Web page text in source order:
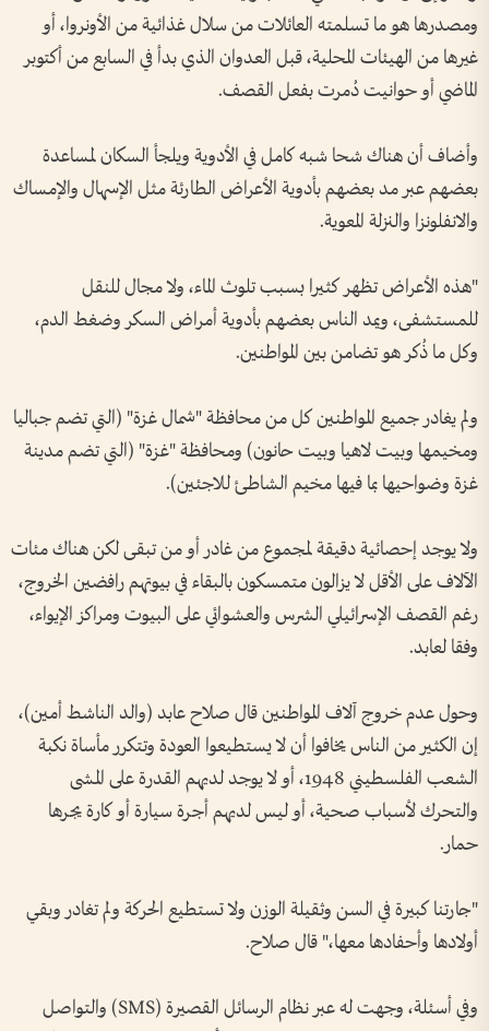
ومصدرها هو ما تسلمته العائلات من سلال غذائية من الأونروا، أو
غيرها من الهيئات المحلية، قبل العدوان الذي بدأ في السابع من أكتوبر
الماضي أو حوانيت دُمرت بفعل القصف.
وأضاف أن هناك شحا شبه كامل في الأدوية ويلجأ السكان لمساعدة
بعضهم عبر مد بعضهم بأدوية الأعراض الطارئة مثل الإسهال والإمساك
والانفلونزا والنزلة المعوية.
"هذه الأعراض تظهر كثيرا بسبب تلوث الماء، ولا مجال للنقل
للمستشفى، ويمد الناس بعضهم بأدوية أمراض السكر وضغط الدم،
وكل ما ذُكر هو تضامن بين المواطنين.
ولم يغادر جميع المواطنين كل من محافظة "شمال غزة" (التي تضم جباليا
ومخيمها وبيت لاهيا وبيت حانون) ومحافظة "غزة" (التي تضم مدينة
غزة وضواحيها بما فيها مخيم الشاطئ للاجئين).
ولا يوجد إحصائية دقيقة لمجموع من غادر أو من تبقى لكن هناك مئات
الآلاف على الأقل لا يزالون متمسكون بالبقاء في بيوتهم رافضين الخروج،
رغم القصف الإسرائيلي الشرس والعشوائي على البيوت ومراكز الإيواء،
وفقا لعابد.
وحول عدم خروج آلاف المواطنين قال صلاح عابد (والد الناشط أمين)،
إن الكثير من الناس يخافوا أن لا يستطيعوا العودة وتتكرر مأساة نكبة
الشعب الفلسطيني 1948، أو لا يوجد لديهم القدرة على المشى
والتحرك لأسباب صحية، أو ليس لديهم أجرة سيارة أو كارة يجرها
حمار.
"جارتنا كبيرة في السن وثقيلة الوزن ولا تستطيع الحركة ولم تغادر وبقي
أولادها وأحفادها معها،" قال صلاح.
وفي أسئلة، وجهت له عبر نظام الرسائل القصيرة (SMS) والتواصل